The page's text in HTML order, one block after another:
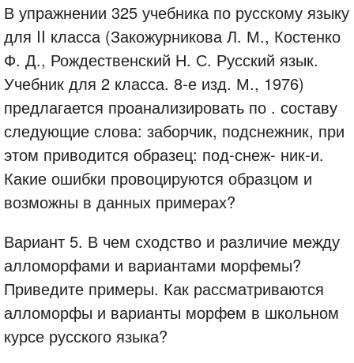
В упражнении 325 учебника по русскому языку
для II класса (Закожурникова Л. М., Костенко
Ф. Д., Рождественский Н. С. Русский язык.
Учебник для 2 класса. 8-е изд. М., 1976)
предлагается проанализировать по . составу
следующие слова: заборчик, подснежник, при
этом приводится образец: под-снеж- ник-и.
Какие ошибки провоцируются образцом и
возможны в данных примерах?
Вариант 5. В чем сходство и различие между
алломорфами и вариантами морфемы?
Приведите примеры. Как рассматриваются
алломорфы и варианты морфем в школьном
курсе русского языка?